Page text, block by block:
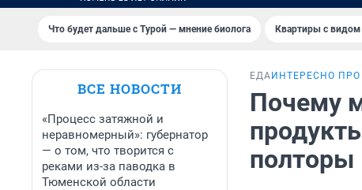
Что будет дальше с Турой — мнение биолога Квартиры с видом
ВСЕ НОВОСТИ
«Процесс затяжной и
неравномерный»: губернатор
— о том, что творится с
реками из-за паводка в
Тюменской области
ЕДА ИНТЕРЕСНО ПРО
Почему